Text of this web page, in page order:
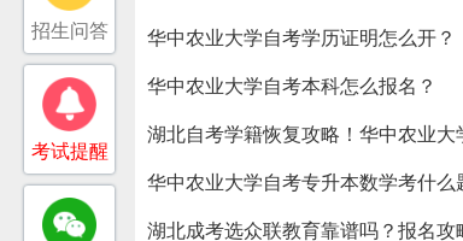
华中农业大学自考学历证明怎么开？
华中农业大学自考本科怎么报名？
招生问答
考试提醒